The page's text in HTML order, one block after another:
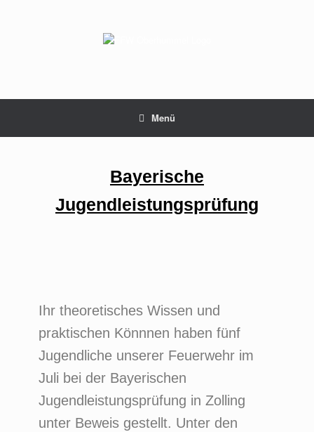
Menü
Bayerische
Jugendleistungsprüfung
Ihr theoretisches Wissen und
praktischen Könnnen haben fünf
Jugendliche unserer Feuerwehr im
Juli bei der Bayerischen
Jugendleistungsprüfung in Zolling
unter Beweis gestellt. Unter den